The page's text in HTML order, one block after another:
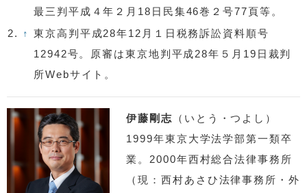
最三判平成４年２月18日民集46巻２号77頁等。
2.
↑ 東京高判平成28年12月１日税務訴訟資料順号
12942号。原審は東京地判平成28年５月19日裁判
所Webサイト。
伊藤剛志
（いとう・つよし）
1999年東京大学法学部第一類卒
業。2000年西村総合法律事務所
（現：西村あさひ法律事務所・外